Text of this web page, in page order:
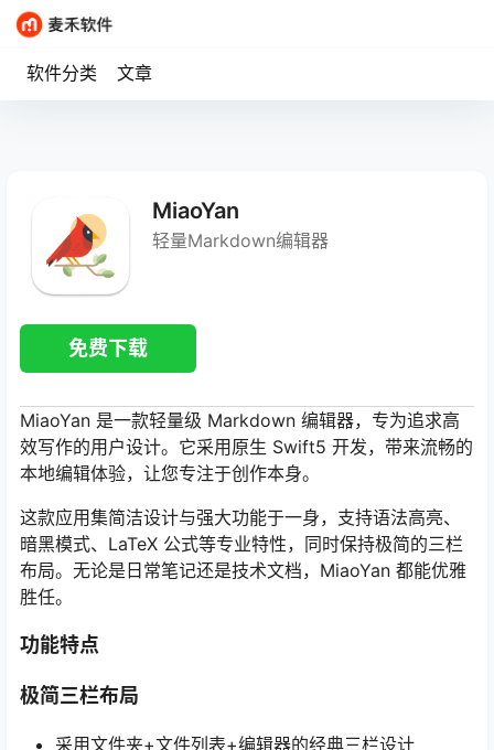
软件分类 文章
MiaoYan
轻量Markdown编辑器
免费下载
MiaoYan 是一款轻量级 Markdown 编辑器，专为追求高
效写作的用户设计。它采用原生 Swift5 开发，带来流畅的
本地编辑体验，让您专注于创作本身。
这款应用集简洁设计与强大功能于一身，支持语法高亮、
暗黑模式、LaTeX 公式等专业特性，同时保持极简的三栏
布局。无论是日常笔记还是技术文档，MiaoYan 都能优雅
胜任。
功能特点
极简三栏布局
采用文件夹+文件列表+编辑器的经典三栏设计